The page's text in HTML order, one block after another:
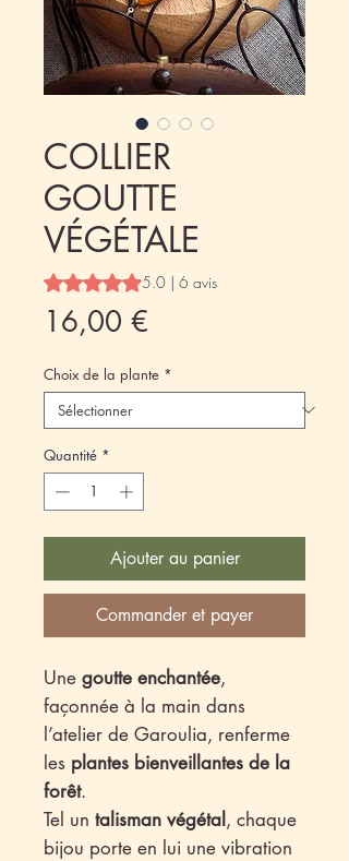
COLLIER
GOUTTE
VÉGÉTALE
La note est de 5.0 sur cinq étoiles selon
5.0 | 6 avis
16,00 €
Choix de la plante *
Quantité *
Ajouter au panier
Commander et payer
Une goutte enchantée,
façonnée à la main dans
l’atelier de Garoulia, renferme
les plantes bienveillantes de la
forêt.
Tel un talisman végétal , chaque
bijou porte en lui une vibration